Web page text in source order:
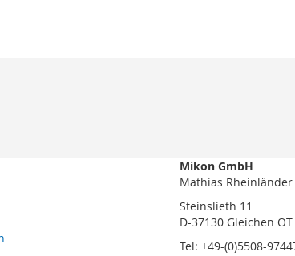
Mikon GmbH
Mathias
Steinslieth 11
D-37130 Gleichen
Tel: +49-(0)5508-